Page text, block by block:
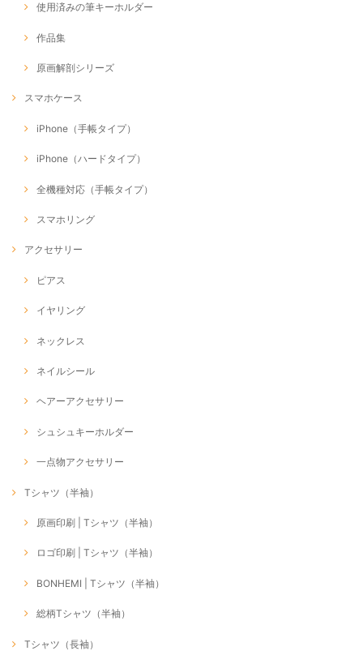
使用済みの筆キーホルダー
作品集
原画解剖シリーズ
スマホケース
iPhone（手帳タイプ）
iPhone（ハードタイプ）
全機種対応（手帳タイプ）
スマホリング
アクセサリー
ピアス
イヤリング
ネックレス
ネイルシール
ヘアーアクセサリー
シュシュキーホルダー
一点物アクセサリー
Tシャツ（半袖）
原画印刷 | Tシャツ（半袖）
ロゴ印刷 | Tシャツ（半袖）
BONHEMI | Tシャツ（半袖）
総柄Tシャツ（半袖）
Tシャツ（長袖）